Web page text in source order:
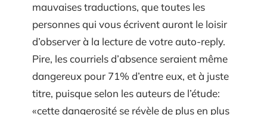
mauvaises traductions, que toutes les
personnes qui vous écrivent auront le loisir
d’observer à la lecture de votre auto-reply.
Pire, les courriels d’absence seraient même
dangereux pour 71% d’entre eux, et à juste
titre, puisque selon les auteurs de l’étude:
«cette dangerosité se révèle de plus en plus